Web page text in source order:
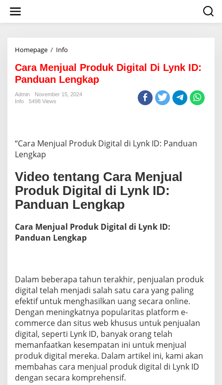
i
Homepage / Info
r
a
M
e
P
d
u
k
i
t
L
y
n
k
I
D
P
a
d
u
Cara Menjual Produk Digital Di Lynk ID:
Panduan Lengkap
Admin
November 15, 2024
Info
5498 Views
“Cara Menjual Produk Digital di Lynk ID: Panduan
Lengkap
Video tentang Cara Menjual
Produk Digital di Lynk ID:
Panduan Lengkap
Cara Menjual Produk Digital di Lynk ID:
Panduan Lengkap
Dalam beberapa tahun terakhir, penjualan produk
digital telah menjadi salah satu cara yang paling
efektif untuk menghasilkan uang secara online.
Dengan meningkatnya popularitas platform e-
commerce dan situs web khusus untuk penjualan
digital, seperti Lynk ID, banyak orang telah
memanfaatkan kesempatan ini untuk menjual
produk digital mereka. Dalam artikel ini, kami akan
membahas cara menjual produk digital di Lynk ID
dengan secara komprehensif.